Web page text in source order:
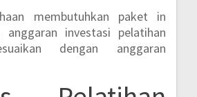
membutuhkan paket in
anggaran investasi pelatihan
dengan anggaran